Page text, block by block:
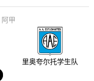
阿甲
里奥夸尔托学生队